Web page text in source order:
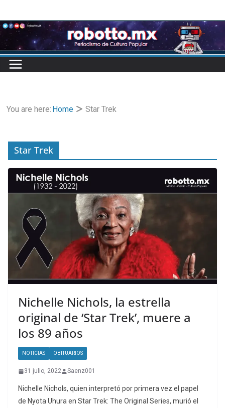
to
content
You are here: Home Star Trek
Star Trek
Nichelle Nichols, la estrella
original de ‘Star Trek’, muere a
los 89 años
NOTICIAS OBITUARIOS
31 julio, 2022 Saenz001
Nichelle Nichols, quien interpretó por primera vez el papel
de Nyota Uhura en Star Trek: The Original Series, murió el